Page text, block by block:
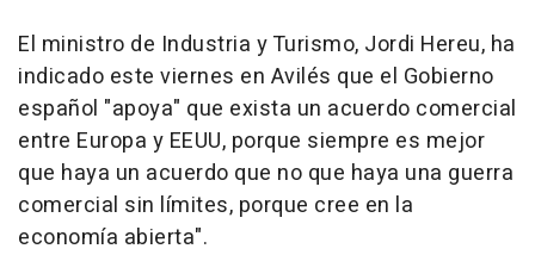
El ministro de Industria y Turismo, Jordi Hereu, ha
indicado este viernes en Avilés que el Gobierno
español "apoya" que exista un acuerdo comercial
entre Europa y EEUU, porque siempre es mejor
que haya un acuerdo que no que haya una guerra
comercial sin límites, porque cree en la
economía abierta".